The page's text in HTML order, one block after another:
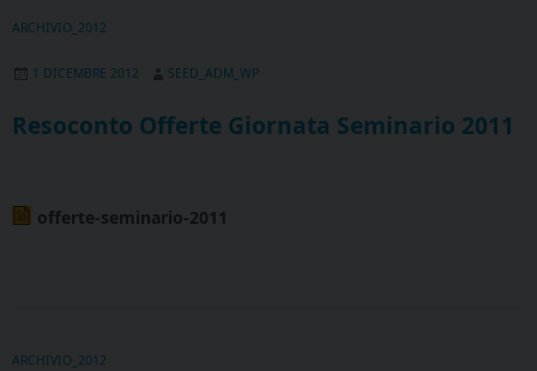
ARCHIVIO_2012
1 DICEMBRE 2012 SEED_ADM_WP
Resoconto Offerte Giornata Seminario 2011
offerte-seminario-2011
ARCHIVIO_2012